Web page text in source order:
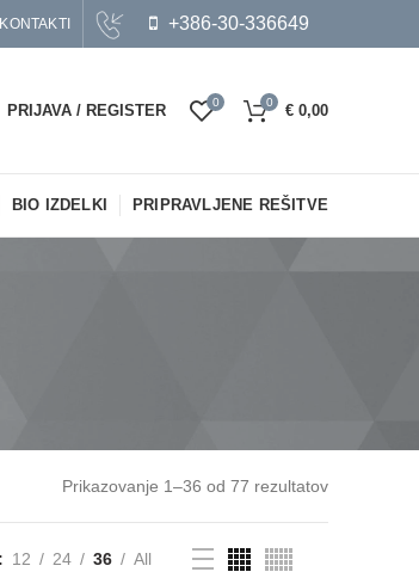
KONTAKTI +386-30-336649
PRIJAVA / REGISTER 0 0 € 0,00
BIO IZDELKI PRIPRAVLJENE REŠITVE
Prikazovanje 1–36 od 77 rezultatov
12 24 36 All